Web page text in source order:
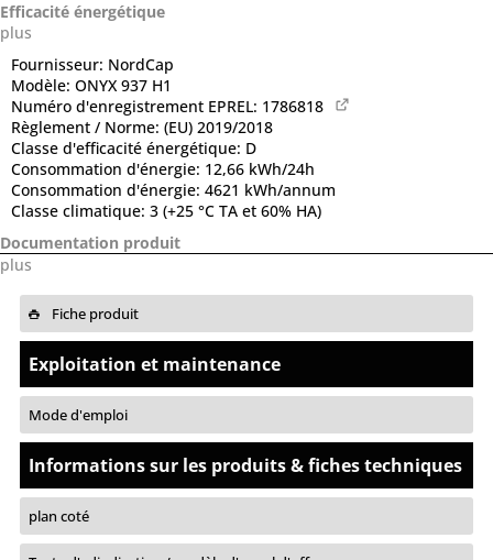
Efficacité énergétique
plus
Fournisseur: NordCap
Modèle: ONYX 937 H1
Numéro d'enregistrement EPREL: 1786818
Règlement / Norme: (EU) 2019/2018
Classe d'efficacité énergétique: D
Consommation d'énergie: 12,66 kWh/24h
Consommation d'énergie: 4621 kWh/annum
Classe climatique: 3 (+25 °C TA et 60% HA)
Documentation produit
plus
Fiche produit
Exploitation et maintenance
Mode d'emploi
Informations sur les produits & fiches techniques
plan coté